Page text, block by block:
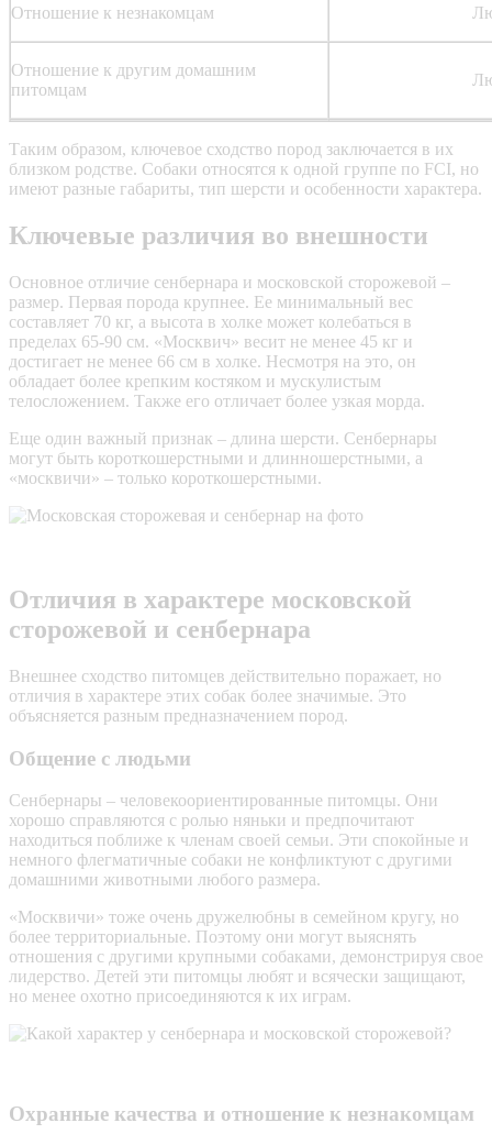
Отношение к незнакомцам
Отношение к другим домашним
питомцам
Таким образом, ключевое сходство пород заключается в их
близком родстве. Собаки относятся к одной группе по FCI, но
имеют разные габариты, тип шерсти и особенности характера.
Ключевые различия во внешности
Основное отличие сенбернара и московской сторожевой –
размер. Первая порода крупнее. Ее минимальный вес
составляет 70 кг, а высота в холке может колебаться в
пределах 65-90 см. «Москвич» весит не менее 45 кг и
достигает не менее 66 см в холке. Несмотря на это, он
обладает более крепким костяком и мускулистым
телосложением. Также его отличает более узкая морда.
Еще один важный признак – длина шерсти. Сенбернары
могут быть короткошерстными и длинношерстными, а
«москвичи» – только короткошерстными.
Отличия в характере московской
сторожевой и сенбернара
Внешнее сходство питомцев действительно поражает, но
отличия в характере этих собак более значимые. Это
объясняется разным предназначением пород.
Общение с людьми
Сенбернары – человекоориентированные питомцы. Они
хорошо справляются с ролью няньки и предпочитают
находиться поближе к членам своей семьи. Эти спокойные и
немного флегматичные собаки не конфликтуют с другими
домашними животными любого размера.
«Москвичи» тоже очень дружелюбны в семейном кругу, но
более территориальные. Поэтому они могут выяснять
отношения с другими крупными собаками, демонстрируя свое
лидерство. Детей эти питомцы любят и всячески защищают,
но менее охотно присоединяются к их играм.
Охранные качества и отношение к незнакомцам